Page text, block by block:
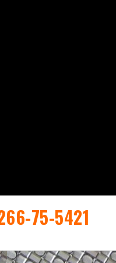
75-5421